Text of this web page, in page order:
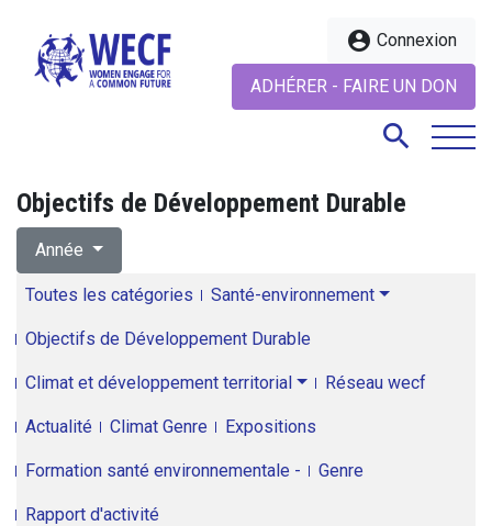
account_circle Connexion
ADHÉRER - FAIRE UN DON
search
Objectifs de Développement Durable
Année
Toutes les catégories Santé-environnement
Objectifs de Développement Durable
Climat et développement territorial Réseau wecf
Actualité Climat Genre Expositions
Formation santé environnementale - Genre
Rapport d'activité